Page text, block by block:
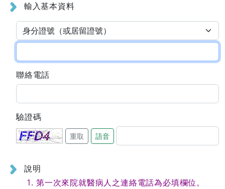
輸入基本資料
聯絡電話
驗證碼
重取 語音
說明
第一次來院就醫病人之連絡電話為必填欄位。